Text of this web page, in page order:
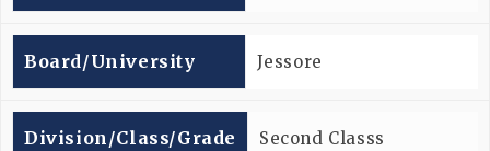
Board/university Jessore
Division/Class/Grade Second Classs